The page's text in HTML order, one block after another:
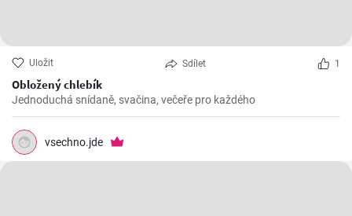
Uložit Sdílet 1
Obložený chlebík
Jednoduchá snídaně, svačina, večeře pro každého
vsechno.jde